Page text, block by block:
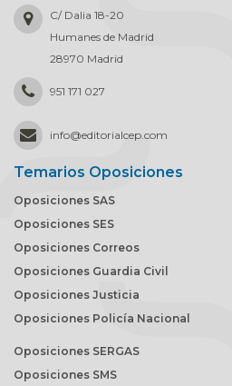
C/ Dalia 18-20
Humanes de Madrid
28970 Madrid
951 171 027
info@editorialcep.com
Temarios Oposiciones
Oposiciones SAS
Oposiciones SES
Oposiciones Correos
Oposiciones Guardia Civil
Oposiciones Justicia
Oposiciones Policía Nacional
Oposiciones SERGAS
Oposiciones SMS